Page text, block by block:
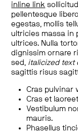
inline link
pellentesque
egestas, mollis
ultricies massa in
ultrices. Nulla
dignissim ornare
sed, italicized text
sagittis risus
Cras pulvinar
Cras et
Vestibulum
mauris.
Phasellus